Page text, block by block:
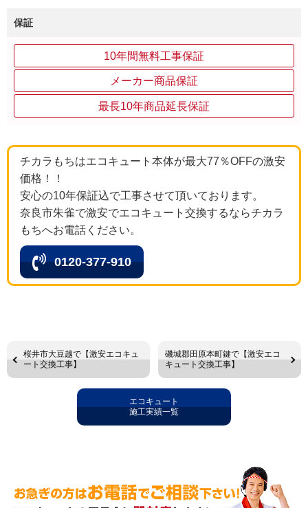
保証
10年間無料工事保証
メーカー商品保証
最長10年商品延長保証
チカラもちはエコキュート本体が最大77％OFFの激安
価格！！
安心の10年保証込で工事させて頂いております。
奈良市朱雀で激安でエコキュート交換するならチカラ
もちへお電話ください。
0120-377-910
桜井市大豆越で【激安エコキュ
ート交換工事】
磯城郡田原本町鍵で【激安エコ
キュート交換工事】
エコキュート
施工実績一覧